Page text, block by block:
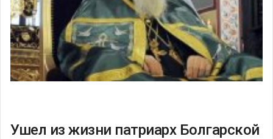
Ушел из жизни патриарх Болгарской